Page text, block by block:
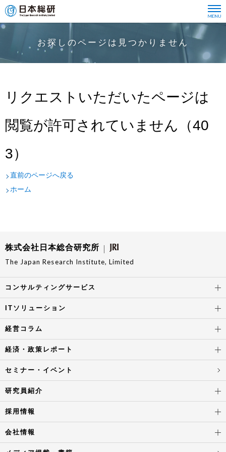
お探しのページは見つかりません
リクエストいただいたページは
閲覧が許可されていません（40
3）
直前のページへ戻る
ホーム
株式会社日本総合研究所
The Japan Research Institute, Limited
コンサルティングサービス
ITソリューション
経営コラム
経済・政策レポート
セミナー・イベント
研究員紹介
採用情報
会社情報